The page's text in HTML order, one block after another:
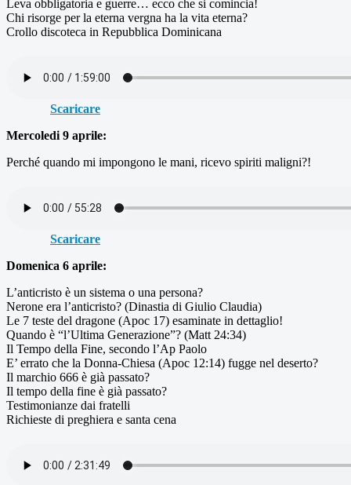
Leva obbligatoria e guerre… ecco che si comincia!
Chi risorge per la eterna vergna ha la vita eterna?
Crollo discoteca in Repubblica Dominicana
Scaricare
Mercoledi 9 aprile:
Perché quando mi impongono le mani, ricevo spiriti maligni?!
Scaricare
Domenica 6 aprile:
L’anticristo è un sistema o una persona?
Nerone era l’anticristo? (Dinastia di Giulio Claudia)
Le 7 teste del dragone (Apoc 17) esaminate in dettaglio!
Quando è “l’Ultima Generazione”? (Matt 24:34)
Il Tempo della Fine, secondo l’Ap Paolo
E’ errato che la Donna-Chiesa (Apoc 12:14) fugge nel deserto?
Il marchio 666 è già passato?
Il tempo della fine è già passato?
Testimonianze dai fratelli
Richieste di preghiera e santa cena